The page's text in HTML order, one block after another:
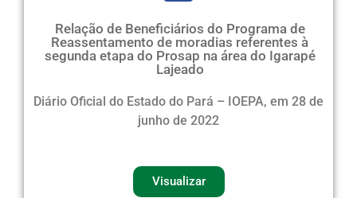
Relação de Beneficiários do Programa de
Reassentamento de moradias referentes à
segunda etapa do Prosap na área do Igarapé
Lajeado
Diário Oficial do Estado do Pará – IOEPA, em 28 de
junho de 2022
Visualizar